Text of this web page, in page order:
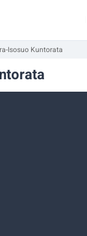
Isosuo Kuntorata